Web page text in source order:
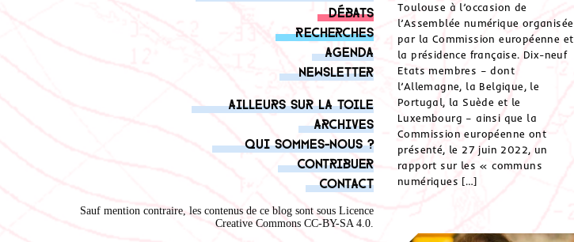
Débats
Recherches
Agenda
Newsletter
Ailleurs sur la toile
Archives
Qui sommes-nous ?
Contribuer
Contact
Sauf mention contraire, les contenus de ce blog sont sous Licence
Creative Commons CC-BY-SA 4.0.
Toulouse à l’occasion de
l’Assemblée numérique organisée
par la Commission européenne et
la présidence française. Dix-neuf
Etats membres – dont
l’Allemagne, la Belgique, le
Portugal, la Suède et le
Luxembourg – ainsi que la
Commission européenne ont
présenté, le 27 juin 2022, un
rapport sur les « communs
numériques […]